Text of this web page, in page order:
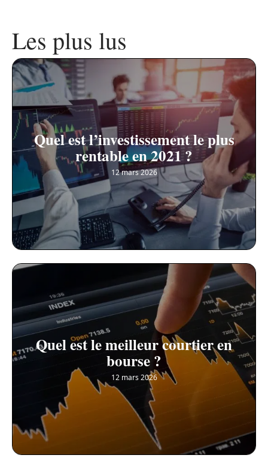
Les plus lus
Quel est l’investissement le plus
rentable en 2021 ?
12 mars 2026
Quel est le meilleur courtier en
bourse ?
12 mars 2026